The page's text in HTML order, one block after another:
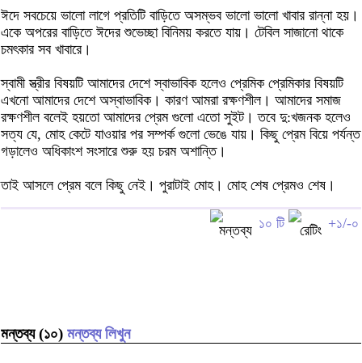
ঈদে সবচেয়ে ভালো লাগে প্রতিটি বাড়িতে অসম্ভব ভালো ভালো খাবার রান্না হয়।
একে অপরের বাড়িতে ঈদের শুভেচ্ছা বিনিময় করতে যায়। টেবিল সাজানো থাকে
চমৎকার সব খাবারে।
স্বামী স্ত্রীর বিষয়টি আমাদের দেশে স্বাভাবিক হলেও প্রেমিক প্রেমিকার বিষয়টি
এখনো আমাদের দেশে অস্বাভাবিক। কারণ আমরা রক্ষণশীল। আমাদের সমাজ
রক্ষণশীল বলেই হয়তো আমাদের প্রেম গুলো এতো সুইট। তবে দু:খজনক হলেও
সত্য যে, মোহ কেটে যাওয়ার পর সম্পর্ক গুলো ভেঙে যায়। কিছু প্রেম বিয়ে পর্যন্ত
গড়ালেও অধিকাংশ সংসারে শুরু হয় চরম অশান্তি।
তাই আসলে প্রেম বলে কিছু নেই। পুরাটাই মোহ। মোহ শেষ প্রেমও শেষ।
১০ টি +১/-০
মন্তব্য (১০) মন্তব্য লিখুন